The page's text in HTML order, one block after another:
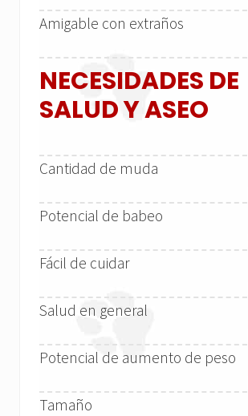
Amigable con extraños
NECESIDADES DE
SALUD Y ASEO
Cantidad de muda
Potencial de babeo
Fácil de cuidar
Salud en general
Potencial de aumento de peso
Tamaño